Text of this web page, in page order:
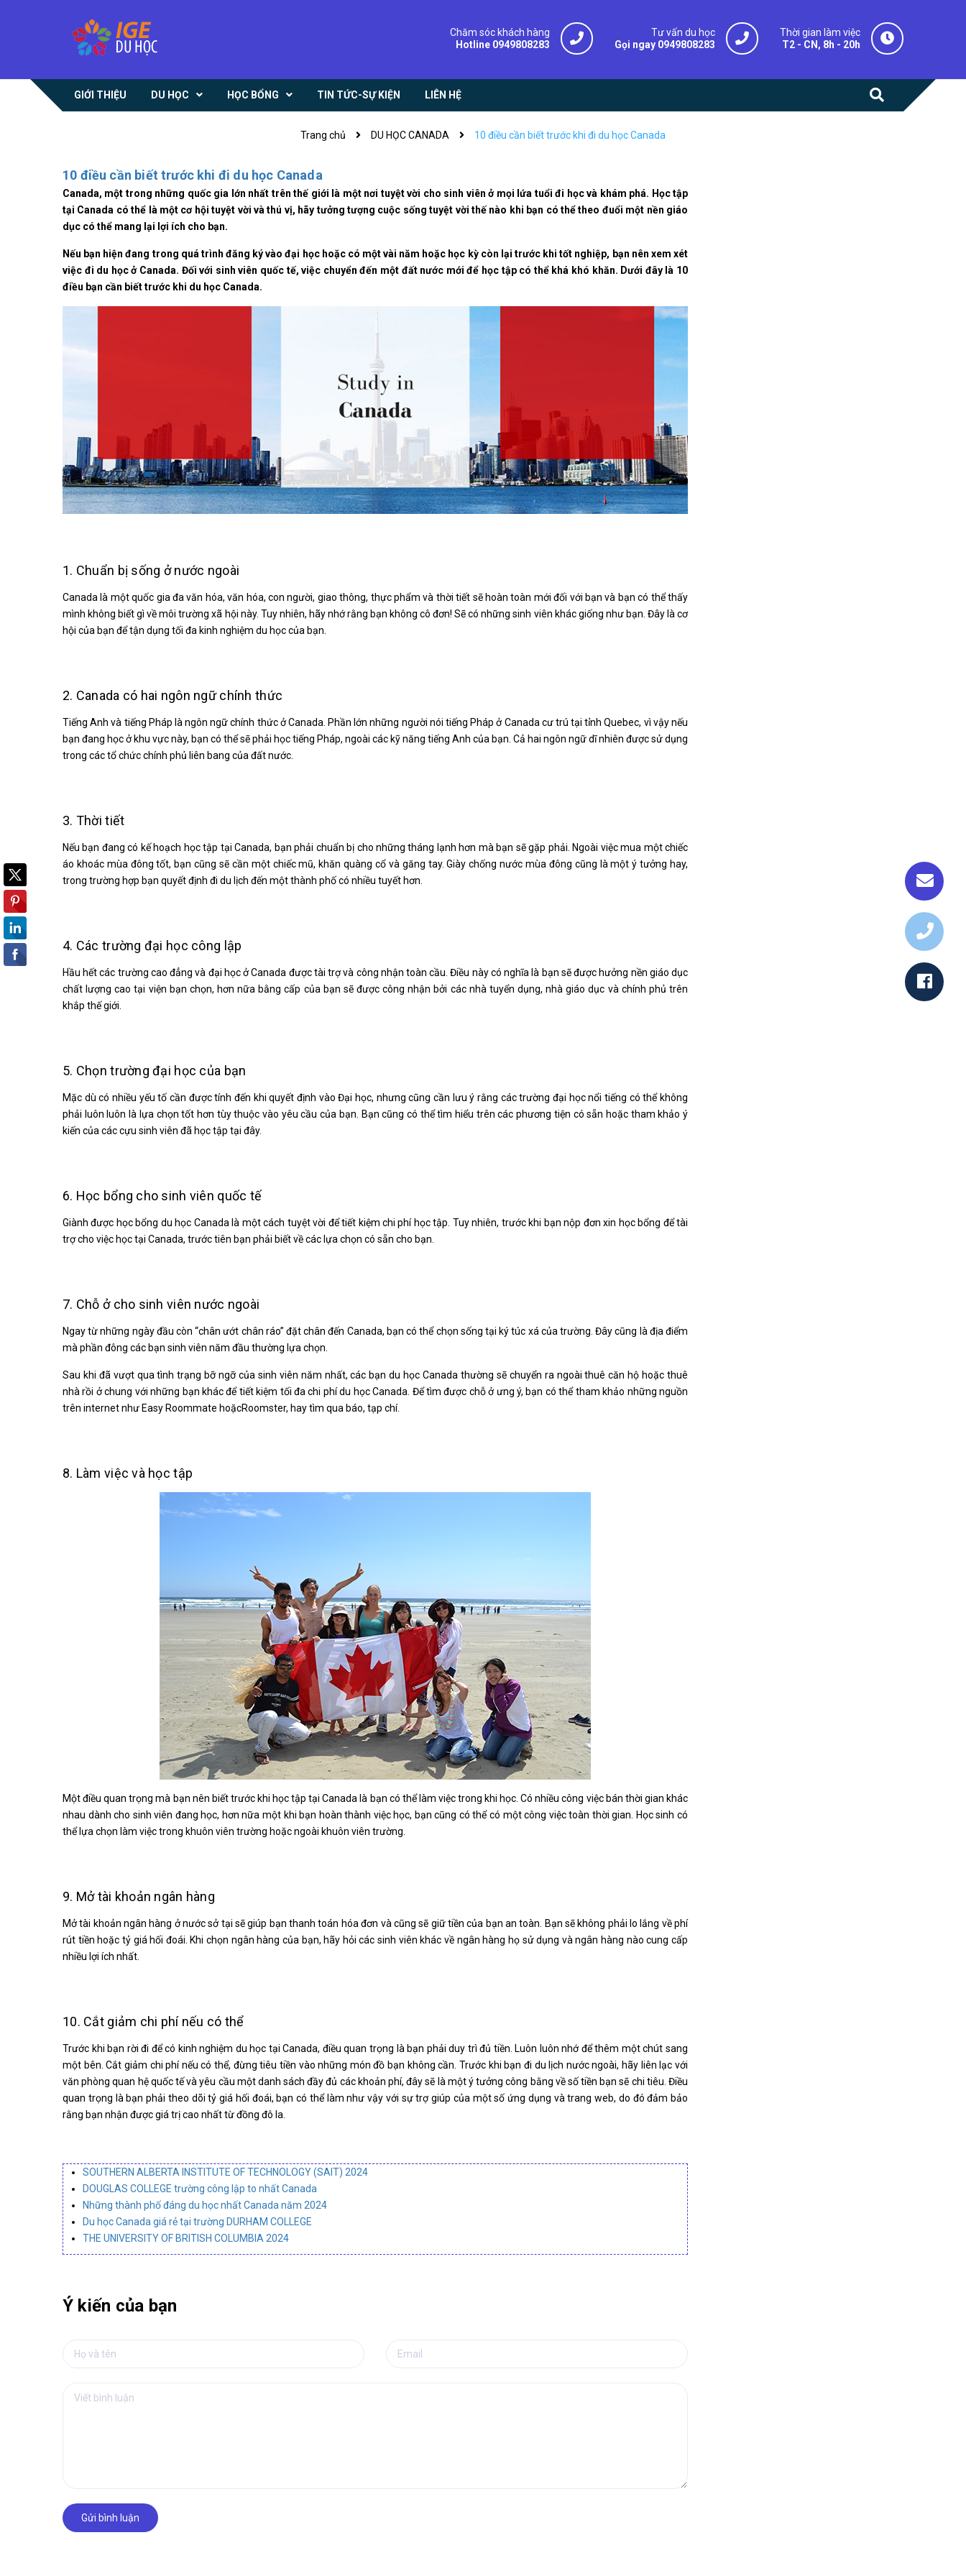
Thời gian làm việc
T2 - CN, 8h - 20h
Tư vấn du học
Gọi ngay 0949808283
Chăm sóc khách hàng
Hotline 0949808283
GIỚI THIỆU DU HỌC HỌC BỔNG TIN TỨC-SỰ KIỆN LIÊN HỆ
Trang chủ DU HỌC CANADA 10 điều cần biết trước khi đi du học Canada
10 điều cần biết trước khi đi du học Canada
Canada, một trong những quốc gia lớn nhất trên thế giới là một nơi tuyệt vời cho sinh viên ở mọi lứa tuổi đi học và khám phá. Học tập
tại Canada có thể là một cơ hội tuyệt vời và thú vị, hãy tưởng tượng cuộc sống tuyệt vời thế nào khi bạn có thể theo đuổi một nền giáo
dục có thể mang lại lợi ích cho bạn.
Nếu bạn hiện đang trong quá trình đăng ký vào đại học hoặc có một vài năm hoặc học kỳ còn lại trước khi tốt nghiệp, bạn nên xem xét
việc đi du học ở Canada. Đối với sinh viên quốc tế, việc chuyển đến một đất nước mới để học tập có thể khá khó khăn. Dưới đây là 10
điều bạn cần biết trước khi du học Canada.
1. Chuẩn bị sống ở nước ngoài
Canada là một quốc gia đa văn hóa, văn hóa, con người, giao thông, thực phẩm và thời tiết sẽ hoàn toàn mới đối với bạn và bạn có thể thấy
mình không biết gì về môi trường xã hội này. Tuy nhiên, hãy nhớ rằng bạn không cô đơn! Sẽ có những sinh viên khác giống như bạn. Đây là cơ
hội của bạn để tận dụng tối đa kinh nghiệm du học của bạn.
2. Canada có hai ngôn ngữ chính thức
Tiếng Anh và tiếng Pháp là ngôn ngữ chính thức ở Canada. Phần lớn những người nói tiếng Pháp ở Canada cư trú tại tỉnh Quebec, vì vậy nếu
bạn đang học ở khu vực này, bạn có thể sẽ phải học tiếng Pháp, ngoài các kỹ năng tiếng Anh của bạn. Cả hai ngôn ngữ dĩ nhiên được sử dụng
trong các tổ chức chính phủ liên bang của đất nước.
3. Thời tiết
Nếu bạn đang có kế hoạch học tập tại Canada, bạn phải chuẩn bị cho những tháng lạnh hơn mà bạn sẽ gặp phải. Ngoài việc mua một chiếc
áo khoác mùa đông tốt, bạn cũng sẽ cần một chiếc mũ, khăn quàng cổ và găng tay. Giày chống nước mùa đông cũng là một ý tưởng hay,
trong trường hợp bạn quyết định đi du lịch đến một thành phố có nhiều tuyết hơn.
4. Các trường đại học công lập
Hầu hết các trường cao đẳng và đại học ở Canada được tài trợ và công nhận toàn cầu. Điều này có nghĩa là bạn sẽ được hưởng nền giáo dục
chất lượng cao tại viện bạn chọn, hơn nữa bằng cấp của bạn sẽ được công nhận bởi các nhà tuyển dụng, nhà giáo dục và chính phủ trên
khắp thế giới.
5. Chọn trường đại học của bạn
Mặc dù có nhiều yếu tố cần được tính đến khi quyết định vào Đại học, nhưng cũng cần lưu ý rằng các trường đại học nổi tiếng có thể không
phải luôn luôn là lựa chọn tốt hơn tùy thuộc vào yêu cầu của bạn. Bạn cũng có thể tìm hiểu trên các phương tiện có sẵn hoặc tham khảo ý
kiến của các cựu sinh viên đã học tập tại đây.
6. Học bổng cho sinh viên quốc tế
Giành được học bổng du học Canada là một cách tuyệt vời để tiết kiệm chi phí học tập. Tuy nhiên, trước khi bạn nộp đơn xin học bổng để tài
trợ cho việc học tại Canada, trước tiên bạn phải biết về các lựa chọn có sẵn cho bạn.
7. Chỗ ở cho sinh viên nước ngoài
Ngay từ những ngày đầu còn “chân ướt chân ráo” đặt chân đến Canada, bạn có thể chọn sống tại ký túc xá của trường. Đây cũng là địa điểm
mà phần đông các bạn sinh viên năm đầu thường lựa chọn.
Sau khi đã vượt qua tình trạng bỡ ngỡ của sinh viên năm nhất, các bạn du học Canada thường sẽ chuyển ra ngoài thuê căn hộ hoặc thuê
nhà rồi ở chung với những bạn khác để tiết kiệm tối đa chi phí du học Canada. Để tìm được chỗ ở ưng ý, bạn có thể tham khảo những nguồn
trên internet như Easy Roommate hoặcRoomster, hay tìm qua báo, tạp chí.
8. Làm việc và học tập
Một điều quan trọng mà bạn nên biết trước khi học tập tại Canada là bạn có thể làm việc trong khi học. Có nhiều công việc bán thời gian khác
nhau dành cho sinh viên đang học, hơn nữa một khi bạn hoàn thành việc học, bạn cũng có thể có một công việc toàn thời gian. Học sinh có
thể lựa chọn làm việc trong khuôn viên trường hoặc ngoài khuôn viên trường.
9. Mở tài khoản ngân hàng
Mở tài khoản ngân hàng ở nước sở tại sẽ giúp bạn thanh toán hóa đơn và cũng sẽ giữ tiền của bạn an toàn. Bạn sẽ không phải lo lắng về phí
rút tiền hoặc tỷ giá hối đoái. Khi chọn ngân hàng của bạn, hãy hỏi các sinh viên khác về ngân hàng họ sử dụng và ngân hàng nào cung cấp
nhiều lợi ích nhất.
10. Cắt giảm chi phí nếu có thể
Trước khi bạn rời đi để có kinh nghiệm du học tại Canada, điều quan trọng là bạn phải duy trì đủ tiền. Luôn luôn nhớ để thêm một chút sang
một bên. Cắt giảm chi phí nếu có thể, đừng tiêu tiền vào những món đồ bạn không cần. Trước khi bạn đi du lịch nước ngoài, hãy liên lạc với
văn phòng quan hệ quốc tế và yêu cầu một danh sách đầy đủ các khoản phí, đây sẽ là một ý tưởng công bằng về số tiền bạn sẽ chi tiêu. Điều
quan trọng là bạn phải theo dõi tỷ giá hối đoái, bạn có thể làm như vậy với sự trợ giúp của một số ứng dụng và trang web, do đó đảm bảo
rằng bạn nhận được giá trị cao nhất từ đồng đô la.
SOUTHERN ALBERTA INSTITUTE OF TECHNOLOGY (SAIT) 2024
DOUGLAS COLLEGE trường công lập to nhất Canada
Những thành phố đáng du học nhất Canada năm 2024
Du học Canada giá rẻ tại trường DURHAM COLLEGE
THE UNIVERSITY OF BRITISH COLUMBIA 2024
Ý kiến của bạn
Gửi bình luận